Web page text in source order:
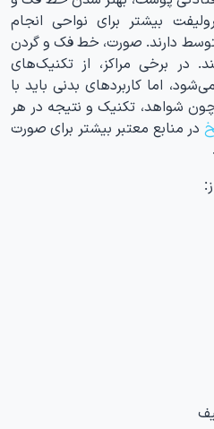
بیشتر برای نواحی‌ انجام
دارند. صورت، خط فک و گردن
در برخی مراکز، از تکنیک‌های
اما کاربردهای بدنی باید با
شواهد، تکنیک و نتیجه در هر
در منابع معتبر بیشتر برای صورت